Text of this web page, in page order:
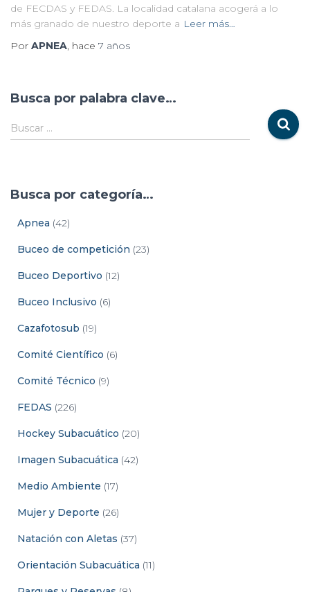
de FECDAS y FEDAS. La localidad catalana acogerá a lo
más granado de nuestro deporte a Leer más…
Por APNEA, hace 7 años
Busca por palabra clave…
Buscar …
Busca por categoría…
Apnea (42)
Buceo de competición (23)
Buceo Deportivo (12)
Buceo Inclusivo (6)
Cazafotosub (19)
Comité Científico (6)
Comité Técnico (9)
FEDAS (226)
Hockey Subacuático (20)
Imagen Subacuática (42)
Medio Ambiente (17)
Mujer y Deporte (26)
Natación con Aletas (37)
Orientación Subacuática (11)